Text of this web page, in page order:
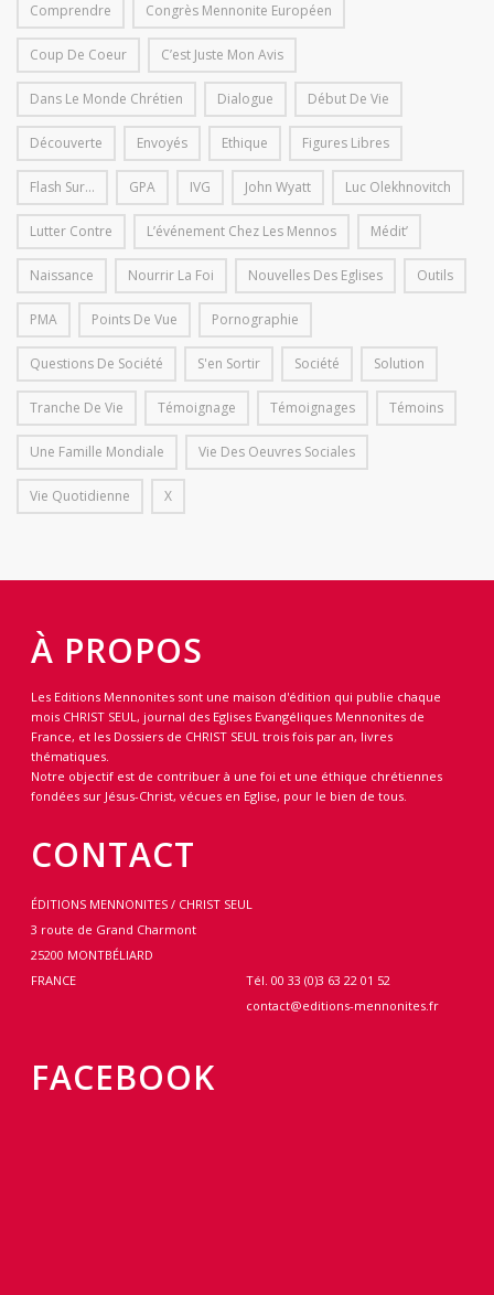
Comprendre Congrès Mennonite Européen
Coup De Coeur C’est Juste Mon Avis
Dans Le Monde Chrétien Dialogue Début De Vie
Découverte Envoyés Ethique Figures Libres
Flash Sur... GPA IVG John Wyatt Luc Olekhnovitch
Lutter Contre L’événement Chez Les Mennos Médit’
Naissance Nourrir La Foi Nouvelles Des Eglises Outils
PMA Points De Vue Pornographie
Questions De Société S'en Sortir Société Solution
Tranche De Vie Témoignage Témoignages Témoins
Une Famille Mondiale Vie Des Oeuvres Sociales
Vie Quotidienne X
À PROPOS
Les Editions Mennonites sont une maison d'édition qui publie chaque
mois CHRIST SEUL, journal des Eglises Evangéliques Mennonites de
France, et les Dossiers de CHRIST SEUL trois fois par an, livres
thématiques.
Notre objectif est de contribuer à une foi et une éthique chrétiennes
fondées sur Jésus-Christ, vécues en Eglise, pour le bien de tous.
CONTACT
ÉDITIONS MENNONITES / CHRIST SEUL
3 route de Grand Charmont
25200 MONTBÉLIARD
FRANCE
Tél. 00 33 (0)3 63 22 01 52
contact@editions-mennonites.fr
FACEBOOK